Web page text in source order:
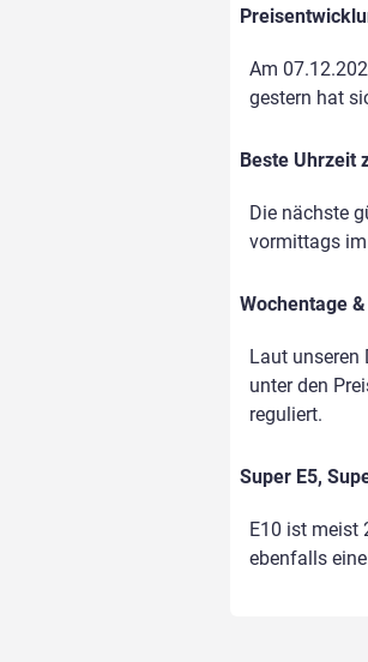
Am
gestern hat
Beste Uhrzeit
Die nächste
vormittags
Wochentage
Laut
unter den
reguliert.
Super E5,
E10 ist meist
ebenfalls